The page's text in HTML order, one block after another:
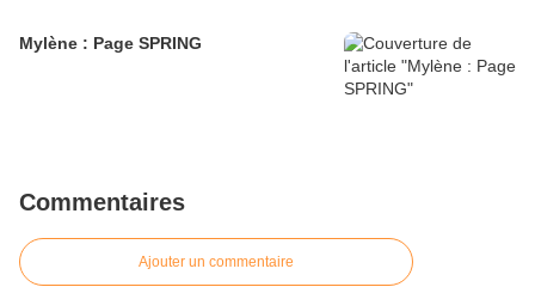
Mylène : Page SPRING
Commentaires
Ajouter un commentaire